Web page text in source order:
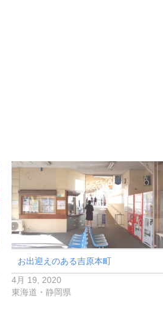
お出迎えのある吉原本町
4月 19, 2020
東海道・静岡県